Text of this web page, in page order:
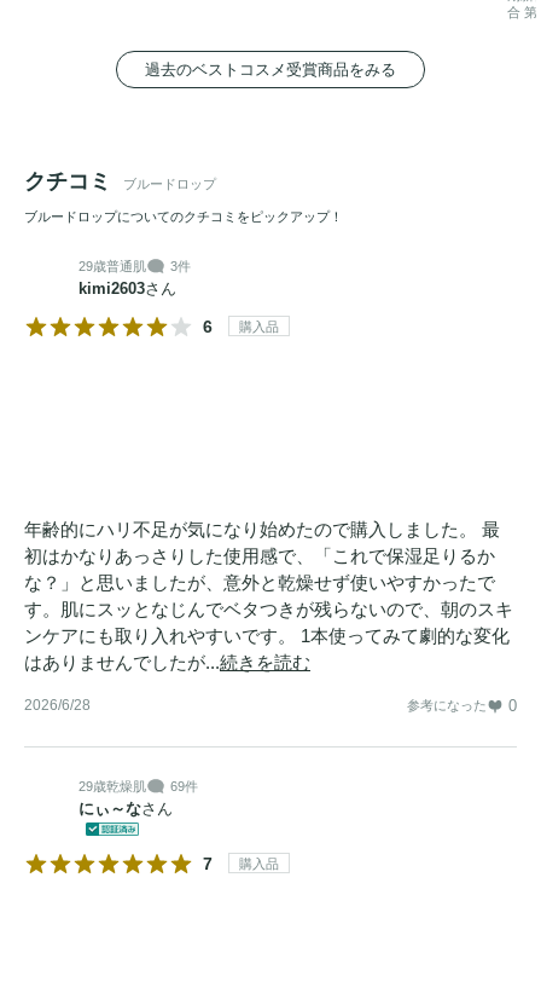
合 第
過去のベストコスメ受賞商品をみる
クチコミ ブルードロップ
ブルードロップについてのクチコミをピックアップ！
29歳普通肌 3件
kimi2603さん
6 購入品
年齢的にハリ不足が気になり始めたので購入しました。 最
初はかなりあっさりした使用感で、「これで保湿足りるか
な？」と思いましたが、意外と乾燥せず使いやすかったで
す。肌にスッとなじんでベタつきが残らないので、朝のスキ
ンケアにも取り入れやすいです。 1本使ってみて劇的な変化
はありませんでしたが...続きを読む
2026/6/28 参考になった 0
29歳乾燥肌 69件
にぃ～なさん
7 購入品